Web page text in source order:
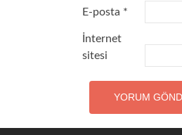
E-posta *
İnternet
sitesi